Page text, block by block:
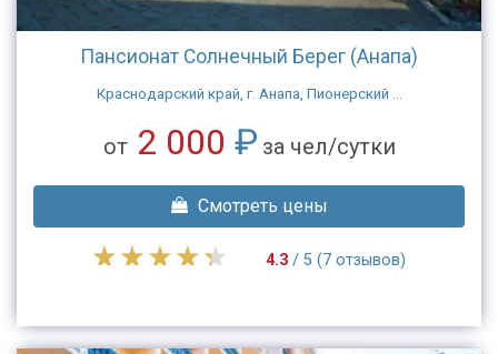
Пансионат Солнечный Берег (Анапа)
Краснодарский край, г. Анапа, Пионерский ...
от 2 000 ₽ за чел/сутки
Смотреть цены
4.3/ 5 (7 отзывов)